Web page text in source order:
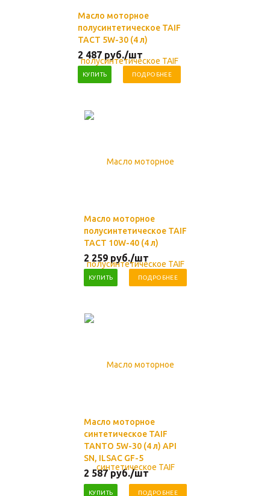
Масло моторное
полусинтетическое TAIF
TACT 5W-30 (4 л)
2 487 руб./шт
КУПИТЬ ПОДРОБНЕЕ
Масло моторное
полусинтетическое TAIF
TACT 10W-40 (4 л)
2 259 руб./шт
КУПИТЬ ПОДРОБНЕЕ
Масло моторное
синтетическое TAIF
TANTO 5W-30 (4 л) API
SN, ILSAC GF-5
2 587руб./шт
КУПИТЬ ПОДРОБНЕЕ